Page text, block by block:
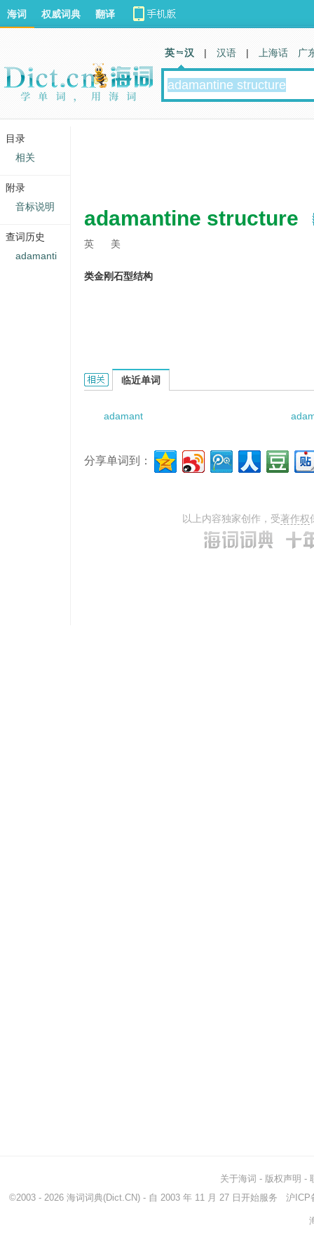
adamantine structure
英 美
类金刚石型结构
adamantine structure的相关资料：
临近单词
adamant
分享单词到：
以上内容独家创作，受著作权
海词 权威词典 翻译
英 汉 | 汉语 | 上海话 广
关于海词 - 版权声明 -
©2003 - 2026 海词词典(Dict.CN) - 自 2003 年 11 月 27 日开始服务 沪ICP
目录
相关
附录
音标说明
查词历史
adamanti